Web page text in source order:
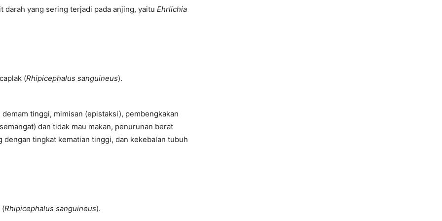
yang sering terjadi pada anjing, yaitu Ehrlichia
(Rhipicephalus sanguineus).
tinggi, mimisan (epistaksi), pembengkakan
dan tidak mau makan, penurunan berat
dengan tingkat kematian tinggi, dan kekebalan tubuh
(Rhipicephalus sanguineus).